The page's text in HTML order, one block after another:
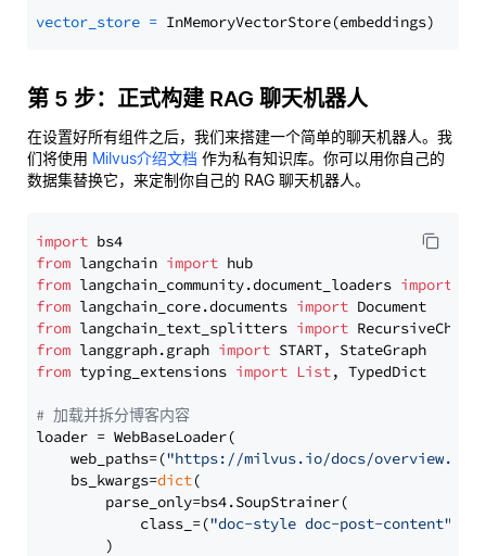
vector_store =
第 5 步：正式构建 RAG 聊天机器人
在设置好所有组件之后，我们来搭建一个简单的聊天机器人。我
们将使用 Milvus介绍文档 作为私有知识库。你可以用你自己的
数据集替换它，来定制你自己的 RAG 聊天机器人。
import
from langchain import
from langchain_community.document_loaders import
from langchain_core.documents import
from langchain_text_splitters import
from langgraph.graph import
from typing_extensions import List, TypedDict
# 加载并拆分博客内容
loader = WebBaseLoader(
    web_paths=(
"https://milvus.io/docs/overview.md"
    bs_kwargs=
dict(
        parse_only=bs4.SoupStrainer(
            class_=(
"doc-style doc-post-content"
        )